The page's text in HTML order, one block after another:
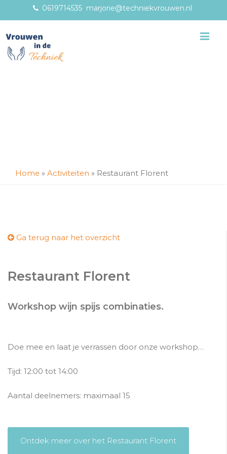
0619714535 marjorie@techniekvrouwen.nl
Home » Activiteiten » Restaurant Florent
Ga terug naar het overzicht
Restaurant Florent
Workshop wijn spijs combinaties.
Doe mee en laat je verrassen door onze workshop…
Tijd: 12:00 tot 14:00
Aantal deelnemers: maximaal 15
Ontdek meer over het Restaurant Florent